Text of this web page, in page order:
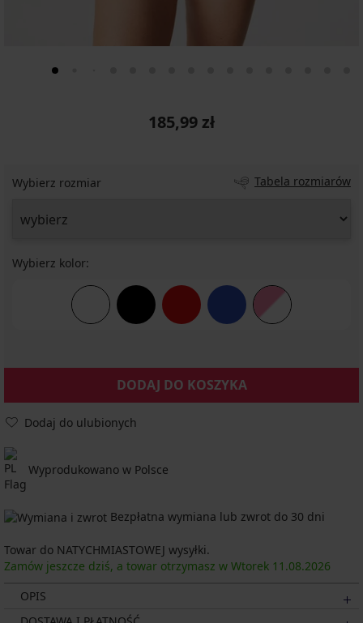
185,99 zł
Wybierz rozmiar Tabela rozmiarów
Wybierz kolor:
DODAJ DO KOSZYKA
Dodaj do ulubionych
Wyprodukowano w Polsce
Bezpłatna wymiana lub zwrot do 30 dni
Towar do NATYCHMIASTOWEJ wysyłki.
Zamów jeszcze dziś, a towar otrzymasz w Wtorek 11.08.2026
OPIS